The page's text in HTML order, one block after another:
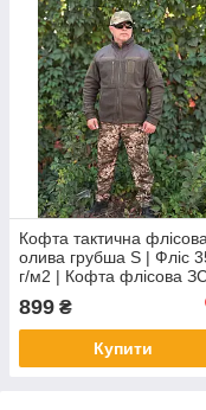
Кофта тактична флісова
олива грубша S | Фліс
г/м2 | Кофта флісова
899 ₴
Купити